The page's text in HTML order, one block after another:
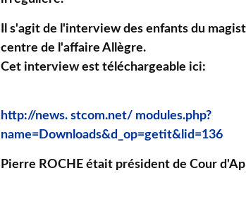
Il s'agit de l'interview des enfants du
centre de l'affaire Allègre.
Cet interview est téléchargeable ici:
http://news. stcom.net/ modules.php?
name=Downloads&d_op=getit&lid=136
Pierre ROCHE était président de Cour